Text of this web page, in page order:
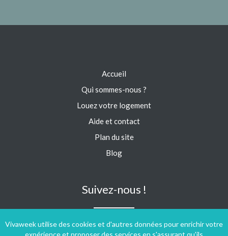
Vivaweek utilise des cookies et d'autres données pour enrichir votre
expérience et proposer des services en s'assurant qu'ils
Accueil
Qui sommes-nous ?
Louez votre logement
Aide et contact
Plan du site
Blog
Suivez-nous !